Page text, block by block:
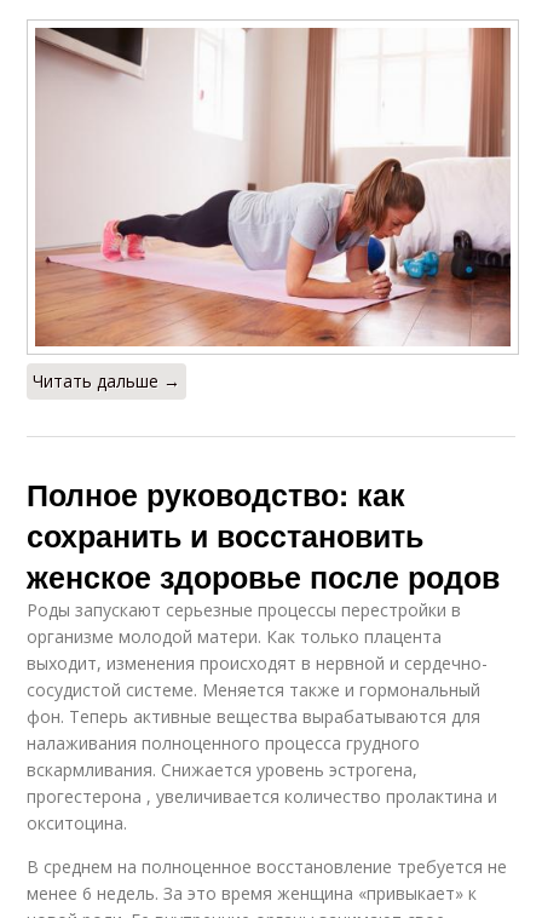
Читать дальше →
Полное руководство: как
сохранить и восстановить
женское здоровье после родов
Роды запускают серьезные процессы перестройки в
организме молодой матери. Как только плацента
выходит, изменения происходят в нервной и сердечно-
сосудистой системе. Меняется также и гормональный
фон. Теперь активные вещества вырабатываются для
налаживания полноценного процесса грудного
вскармливания. Снижается уровень эстрогена,
прогестерона , увеличивается количество пролактина и
окситоцина.
В среднем на полноценное восстановление требуется не
менее 6 недель. За это время женщина «привыкает» к